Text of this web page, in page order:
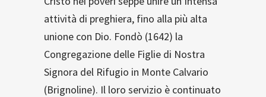
attività di preghiera, fino alla più alta
unione con Dio. Fondò (1642) la
Congregazione delle Figlie di Nostra
Signora del Rifugio in Monte Calvario
(Brignoline). Il loro servizio è continuato